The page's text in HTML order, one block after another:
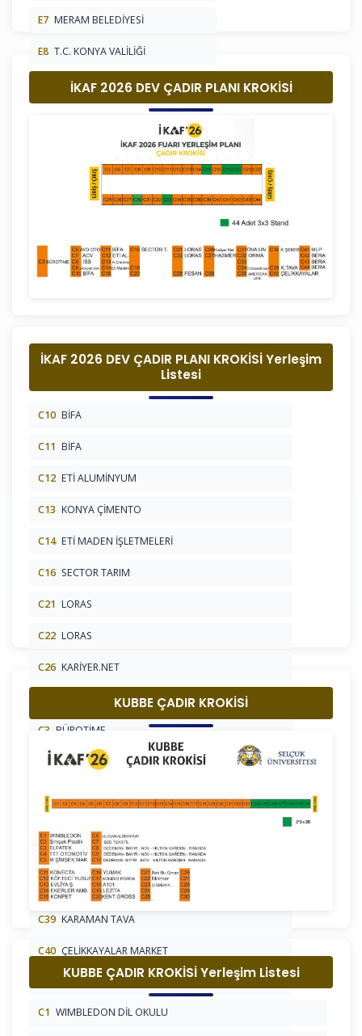
E7 MERAM BELEDİYESİ
E8 T.C. KONYA VALİLİĞİ
KONYA ÇALIŞMA VE İŞ KURUMU
İKAF 2026 DEV ÇADIR PLANI KROKİSİ
İKAF 2026 DEV ÇADIR PLANI KROKİSİ Yerleşim
Listesi
C10 BİFA
C11 BİFA
C12 ETİ ALUMİNYUM
C13 KONYA ÇİMENTO
C14 ETİ MADEN İŞLETMELERİ
C16 SECTOR TARIM
C21 LORAS
C22 LORAS
C26 KARİYER.NET
C3 BÜROTİME
C31 OVA UN
C32
ENDLESSABROAD YURDIŞI EĞİTİM DANIŞMANLIK
C35 AMERICAN LİFE
C36 KONAK ŞEKERLEME
C39 KARAMAN TAVA
C40 ÇELİKKAYALAR MARKET
C42 BERA
KUBBE ÇADIR KROKİSİ
KUBBE ÇADIR KROKİSİ Yerleşim Listesi
C1 WIMBLEDON DİL OKULU